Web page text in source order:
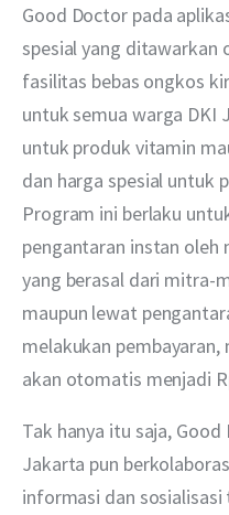
Good Doctor pada
spesial yang ditawarkan
fasilitas bebas ongkos
untuk semua warga DKI
untuk produk vitamin
dan harga spesial untuk
Program ini berlaku
pengantaran instan oleh
yang berasal dari mitra-
maupun lewat
melakukan
akan otomatis menjadi
Tak hanya itu saja,
Jakarta pun
informasi dan sosialisasi